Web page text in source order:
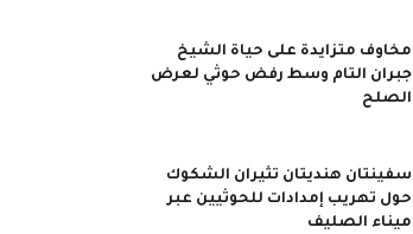
مخاوف متزايدة على حياة الشيخ
جبران التام وسط رفض حوثي لعرض
الصلح
سفينتان هنديتان تثيران الشكوك
حول تهريب إمدادات للحوثيين عبر
ميناء الصليف